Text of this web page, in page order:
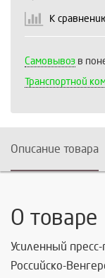
К
Самовывоз в
Транспортной
Описание товара
О товаре
Усиленный
Российско-